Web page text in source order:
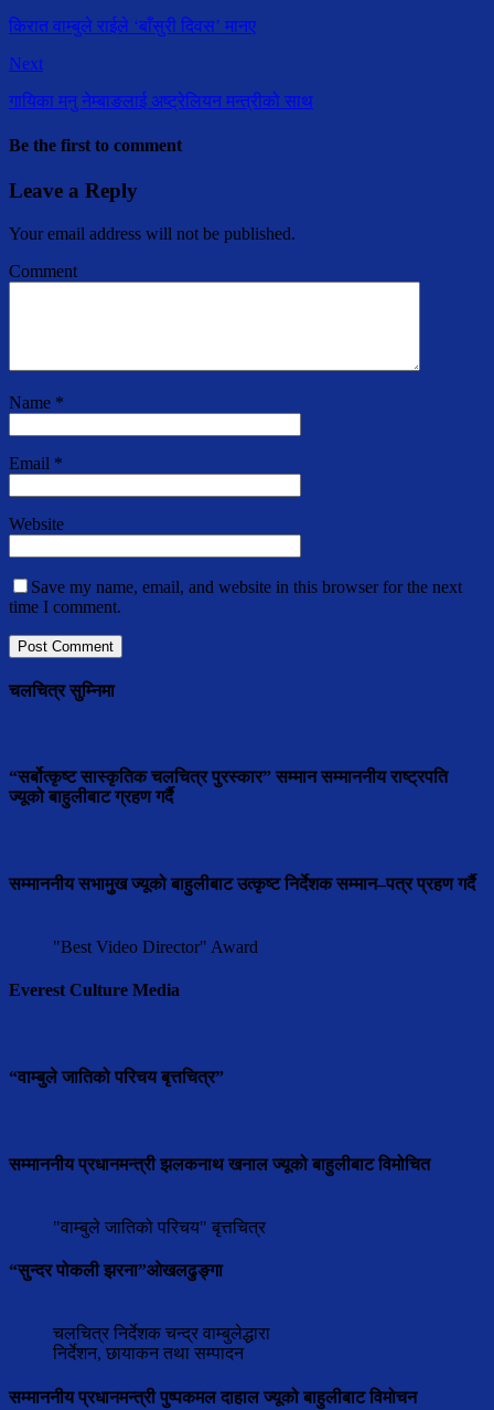
किरात वाम्बुले राईले ‘बाँसुरी दिवस’ मानए
Next
गायिका मनु नेम्बाङलाई अष्ट्रेलियन मन्त्रीको साथ
Be the first to comment
Leave a Reply
Your email address will not be published.
Comment
Name *
Email *
Website
Save my name, email, and website in this browser for the next
time I comment.
चलचित्र सुम्निमा
“सर्बोत्कृष्ट सास्कृतिक चलचित्र पुरस्कार” सम्मान सम्माननीय राष्ट्रपति
ज्यूको बाहुलीबाट ग्रहण गर्दै
सम्माननीय सभामुुख ज्यूको बाहुलीबाट उत्कृष्ट निर्देशक सम्मान–पत्र प्रहण गर्दै
"Best Video Director" Award
Everest Culture Media
“वाम्बुले जातिको परिचय बृत्तचित्र”
सम्माननीय प्रधानमन्त्री झलकनाथ खनाल ज्यूको बाहुलीबाट विमोचित
"वाम्बुले जातिको परिचय" बृत्तचित्र
“सुन्दर पोकली झरना”ओखलढुङ्गा
चलचित्र निर्देशक चन्द्र वाम्बुलेद्धारा
निर्देशन, छायाकन तथा सम्पादन
सम्माननीय प्रधानमन्त्री पुष्पकमल दाहाल ज्यूको बाहुलीबाट विमोचन